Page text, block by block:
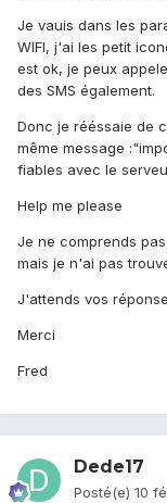
Je vauis dans les
WIFI, j'ai les petit
est ok, je peux
des SMS également.
Donc je rééssaie de
même message
fiables avec le
Help me please
Je ne comprends
mais je n'ai pas
J'attends vos
Merci
Fred
Dede17
Posté(e) 10